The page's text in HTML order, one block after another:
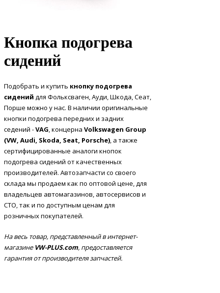
Кнопка подогрева
сидений
Подобрать и купить кнопку подогрева
сидений для Фольксваген, Ауди, Шкода, Сеат,
Порше можно у нас. В наличии оригинальные
кнопки подогрева передних и задних
седений -VAG , концерна Volkswagen Group
(VW, Audi, Skoda, Seat, Porsche) , а также
сертифицированные аналоги кнопок
подогрева сидений от качественных
производителей. Автозапчасти со своего
склада мы продаем как по оптовой цене, для
владельцев автомагазинов, автосервисов и
СТО, так и по доступным ценам для
розничных покупателей.
На весь товар, представленный в интернет-
магазине VW-PLUS.com, предоставляется
гарантия от производителя запчастей.